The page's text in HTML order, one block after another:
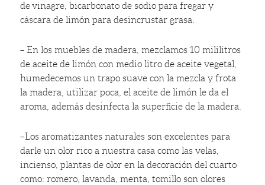
de vinagre, bicarbonato de sodio para fregar y
cáscara de limón para desincrustar grasa.
– En los muebles de madera, mezclamos 10 mililitros
de aceite de limón con medio litro de aceite vegetal,
humedecemos un trapo suave con la mezcla y frota
la madera, utilizar poca, el aceite de limón le da el
aroma, además desinfecta la superficie de la madera.
–Los aromatizantes naturales son excelentes para
darle un olor rico a nuestra casa como las velas,
incienso, plantas de olor en la decoración del cuarto
como: romero, lavanda, menta, tomillo son olores